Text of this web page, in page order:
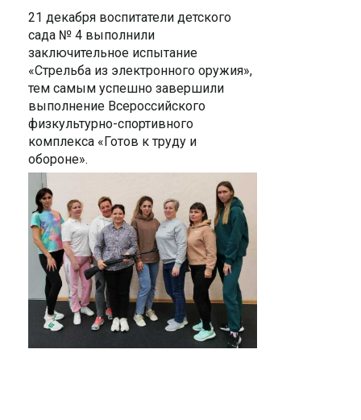
21 декабря воспитатели детского
сада № 4 выполнили
заключительное испытание
«Стрельба из электронного оружия»,
тем самым успешно завершили
выполнение Всероссийского
физкультурно-спортивного
комплекса «Готов к труду и
обороне».